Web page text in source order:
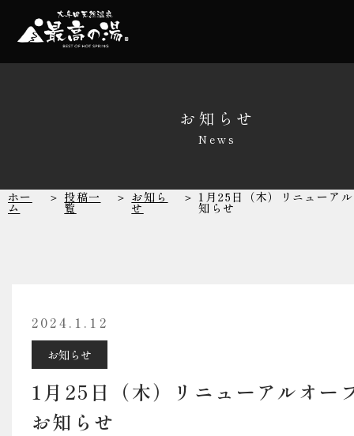
レストラン
ホー
ム
投稿一
覧
お知ら
せ
1月25日（木）リニューア
知らせ
お知らせ
News
2024.1.12
お知らせ
1月25日（木）リニューアルオー
お知らせ